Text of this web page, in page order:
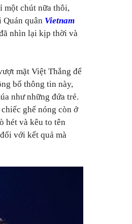
một chút nữa thôi,
Quán quân Vietnam
nhìn lại kịp thời và
mặt Việt Thắng để
bố thông tin này,
như những đứa trẻ.
ghế nóng còn ở
hét và kêu to tên
với kết quả mà